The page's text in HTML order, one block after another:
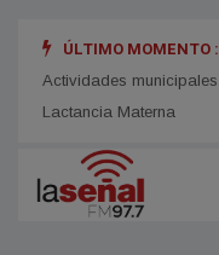
ÚLTIMO MOMENTO :
Actividades
Lactancia Materna